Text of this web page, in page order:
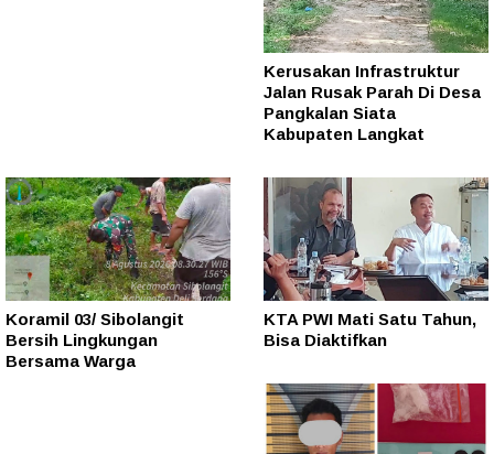
Kerusakan Infrastruktur
Jalan Rusak Parah Di Desa
Pangkalan Siata
Kabupaten Langkat
Koramil 03/ Sibolangit
Bersih Lingkungan
Bersama Warga
KTA PWI Mati Satu Tahun,
Bisa Diaktifkan